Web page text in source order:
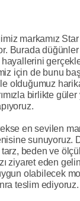
markamız
Burada
için de bunu
olduğumuz
birlikte
en sevilen
sunuyoruz.
beden ve
ziyaret eden
olabilecek
teslim ediyoruz.